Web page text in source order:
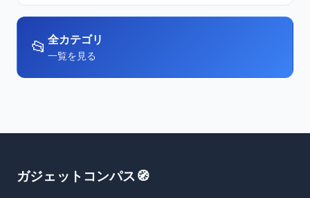
📂 全カテゴリ
一覧を見る
ガジェットコンパス🧭